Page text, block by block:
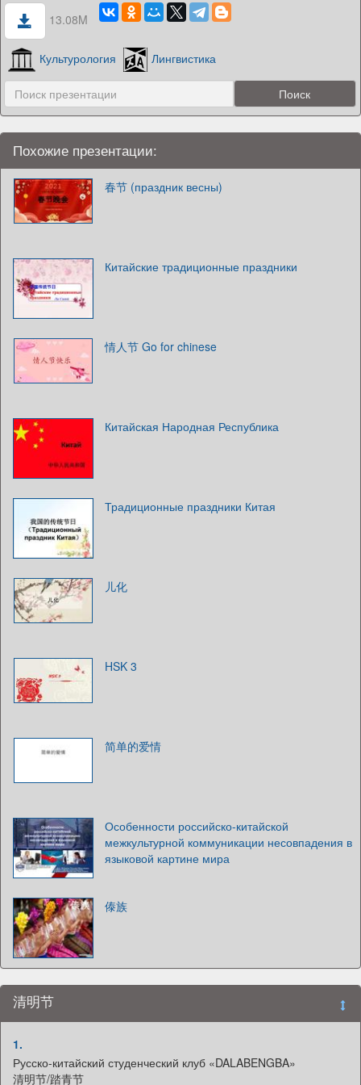
13.08M
Культурология Лингвистика
Похожие презентации:
春节 (праздник весны)
Китайские традиционные праздники
情人节 Go for chinese
Китайская Народная Республика
Традиционные праздники Китая
儿化
HSK 3
简单的爱情
Особенности российско-китайской
межкультурной коммуникации несовпадения в
языковой картине мира
傣族
清明节
1.
Русско-китайский студенческий клуб «DALABENGBA»
清明节/踏青节